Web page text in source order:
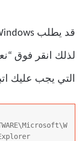
لذلك انقر فوق
التي يجب عليك